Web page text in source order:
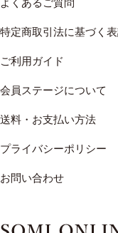
よくあるご質問
特定商取引法に基づく
ご利用ガイド
会員ステージについて
送料・お支払い方法
プライバシーポリシー
お問い合わせ